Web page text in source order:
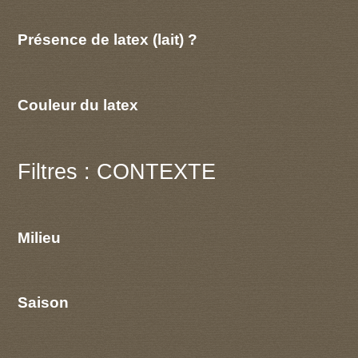
Présence de latex (lait) ?
Couleur du latex
Filtres : CONTEXTE
Milieu
Saison